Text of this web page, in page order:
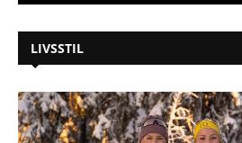
LIVSSTIL